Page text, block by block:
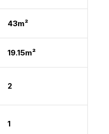
43m²
19.15m²
2
1